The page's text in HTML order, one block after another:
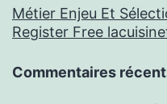
Métier Enjeu Et
Register Free
Commentaires